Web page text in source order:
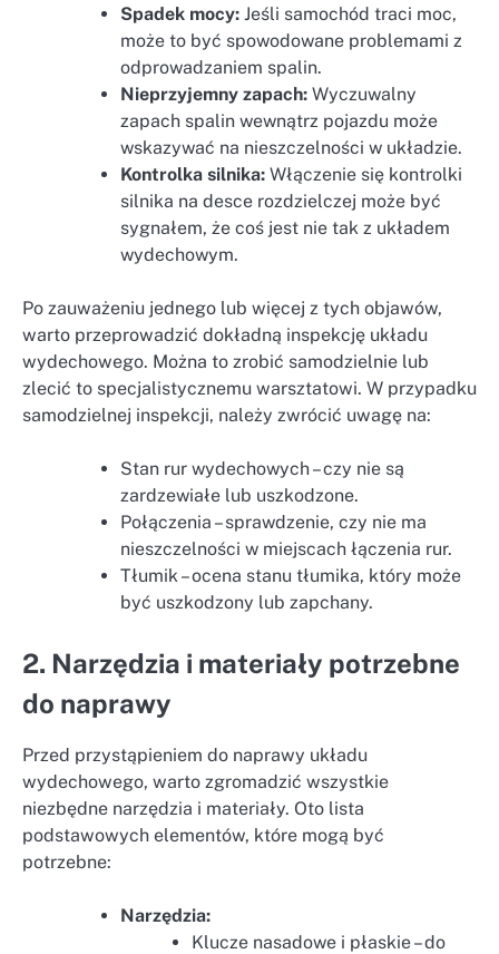
Spadek mocy: Jeśli samochód traci moc,
może to być spowodowane problemami z
odprowadzaniem spalin.
Nieprzyjemny zapach: Wyczuwalny
zapach spalin wewnątrz pojazdu może
wskazywać na nieszczelności w układzie.
Kontrolka silnika: Włączenie się kontrolki
silnika na desce rozdzielczej może być
sygnałem, że coś jest nie tak z układem
wydechowym.
Po zauważeniu jednego lub więcej z tych objawów,
warto przeprowadzić dokładną inspekcję układu
wydechowego. Można to zrobić samodzielnie lub
zlecić to specjalistycznemu warsztatowi. W przypadku
samodzielnej inspekcji, należy zwrócić uwagę na:
Stan rur wydechowych – czy nie są
zardzewiałe lub uszkodzone.
Połączenia – sprawdzenie, czy nie ma
nieszczelności w miejscach łączenia rur.
Tłumik – ocena stanu tłumika, który może
być uszkodzony lub zapchany.
2. Narzędzia i materiały potrzebne
do naprawy
Przed przystąpieniem do naprawy układu
wydechowego, warto zgromadzić wszystkie
niezbędne narzędzia i materiały. Oto lista
podstawowych elementów, które mogą być
potrzebne:
Narzędzia:
Klucze nasadowe i płaskie – do